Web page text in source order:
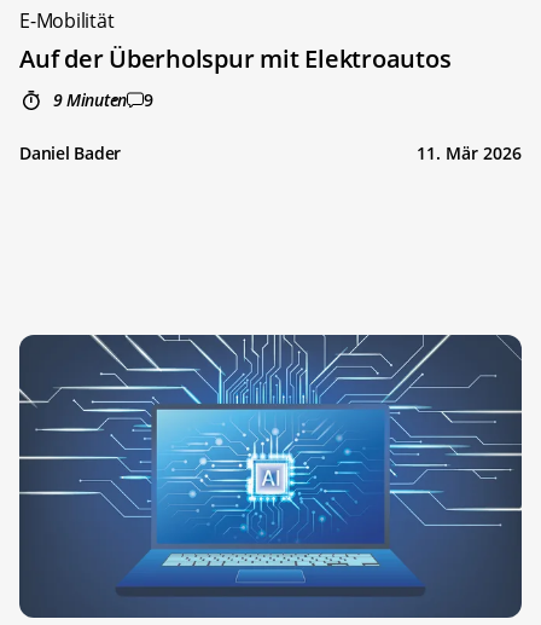
E-Mobilität
Auf der Überholspur mit Elektroautos
9 Minuten 9
Daniel Bader 11. Mär 2026